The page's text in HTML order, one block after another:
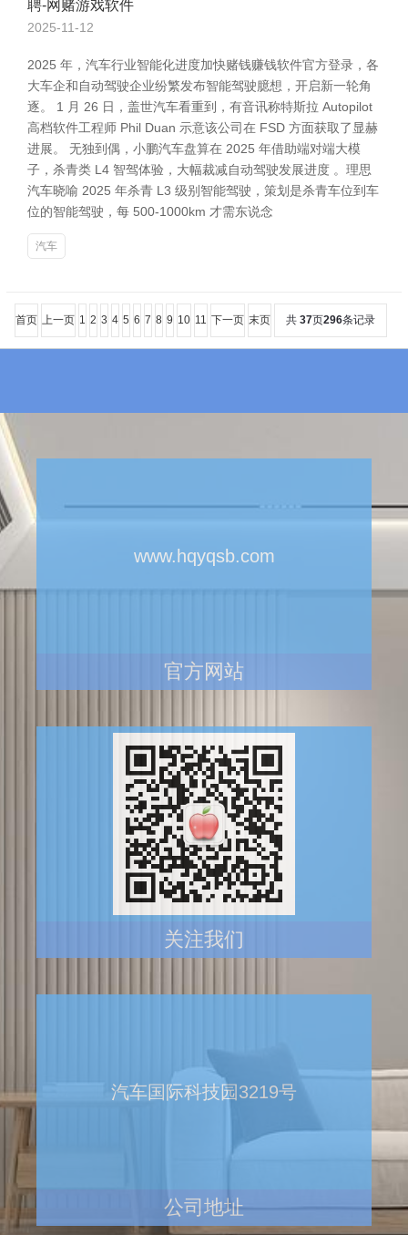
聘-网赌游戏软件
2025-11-12
2025 年，汽车行业智能化进度加快赌钱赚钱软件官方登录，各
大车企和自动驾驶企业纷繁发布智能驾驶臆想，开启新一轮角
逐。 1 月 26 日，盖世汽车看重到，有音讯称特斯拉 Autopilot
高档软件工程师 Phil Duan 示意该公司在 FSD 方面获取了显赫
进展。 无独到偶，小鹏汽车盘算在 2025 年借助端对端大模
子，杀青类 L4 智驾体验，大幅裁减自动驾驶发展进度 。理思
汽车晓喻 2025 年杀青 L3 级别智能驾驶，策划是杀青车位到车
位的智能驾驶，每 500-1000km 才需东说念
汽车
首页 上一页 1 2 3 4 5 6 7 8 9 10 11 下一页 末页 共 37页296条记录
www.hqyqsb.com
官方网站
关注我们
汽车国际科技园3219号
公司地址